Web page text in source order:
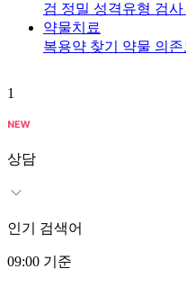
검 정밀 성격유형 검사
약물치료
복용약 찾기 약물 의
1
상담
인기 검색어
09:00 기준